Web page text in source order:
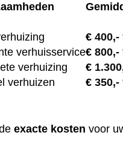
€400,-
verhuisservice€800,-
verhuizing
€
verhuizen
€350,-
exacte kosten voor